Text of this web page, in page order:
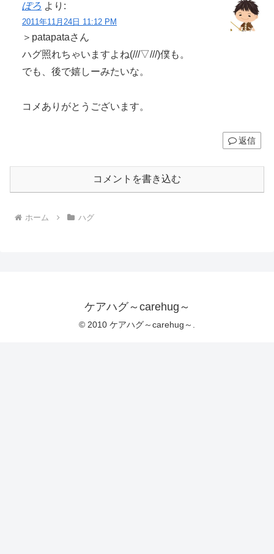
ぽろ より:
2011年11月24日 11:12 PM
＞patapataさん
ハグ照れちゃいますよね(///▽///)僕も。
でも、後で嬉しーみたいな。
コメありがとうございます。
返信
コメントを書き込む
ホーム ハグ
ケアハグ～carehug～
© 2010 ケアハグ～carehug～.